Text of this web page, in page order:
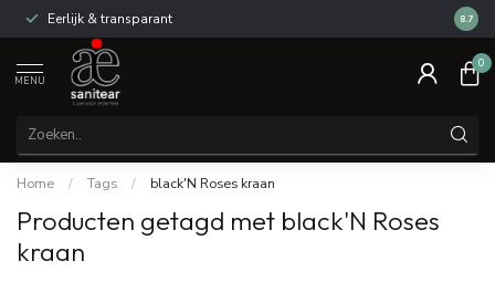
Eerlijk & transparant 8.7
MENU
0
Home / Tags / black'N Roses kraan
Producten getagd met black'N Roses
kraan